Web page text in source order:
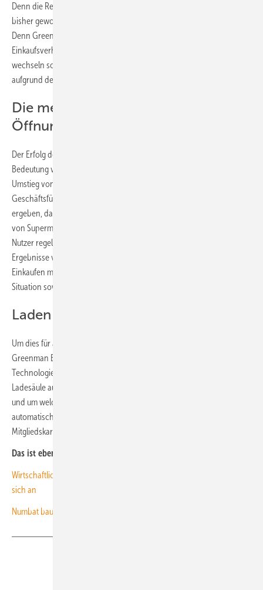
Denn die Resonanz bei den Supermarktkunden ist riesig, wie die
bisher gewonnen Daten aus dem Betrieb der Ladesäulen zeigen.
Denn Greenmal Open hat registriert, dass die Kunden ihr
Einkaufsverhalten an das Laden ihrer Elektroautos anpassen. Sie
wechseln sogar den von ihnen bevorzugten Supermarkt, nur
aufgrund der Lademöglichkeit des Elektroautos.
Die meisten laden während der
Öffnungszeiten
Der Erfolg der Ladeangebote unterstreiche die strategische
Bedeutung von Immobilien des Lebensmitteleinzelhandels beim
Umstieg von fossilen Treibstoffen auf Strom, betont Maximilian Bley,
Geschäftsführer von Greenman Energy. „Unsere Analyse hat
ergeben, dass in 97 Prozent der Fälle während der Öffnungszeiten
von Supermärkten geladen wird, sowie mehr als 40 Prozent der
Nutzer regelmäßig zurückkehren“, fasst Bley zusammen. „Diese
Ergebnisse verdeutlichen, dass die Kombination von regelmäßigem
Einkaufen mit dem Laden von Elektrofahrzeugen eine Win-Win-
Situation sowohl für Einzelhändler als auch für Endkunden bringt.“
Laden automatisch starten
Um dies für alle Beteiligten noch einfacher zu machen, integriert
Greenman Energy in Zukunft die sogenannte Plang-and-Charge-
Technologie in seine DC-Ladesäulen. Durch diese erkennt die
Ladesäule automatisch, wenn ein Elektrofahrzeug angeschlossen ist
und um welches Fahrzeug es sich handelt. Sie startet dann
automatisch den Ladevorgang, ohne dass der Nutzer eine
Mitgliedskarte scannen oder App nutzen muss. (su)
Das ist ebenfalls interessant für Sie:
Wirtschaftlichkeit von Ladesäulen auf halböffentlichen Plätzen bahnt
sich an
Numbat baut auf Parkplätzen von Norma 100 Schnellladesäulen auf